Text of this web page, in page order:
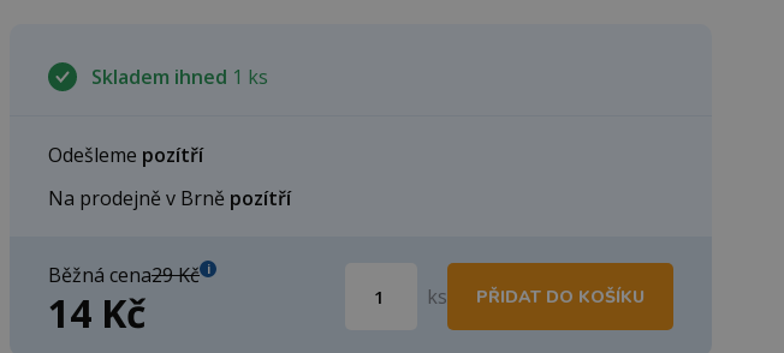
Skladem ihned 1 ks
Odešleme pozítří
Na prodejně v Brně pozítří
14 Kč
Běžná cena29 Kč i
ks PŘIDAT DO KOŠÍKU